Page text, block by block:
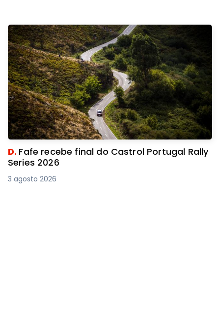
D. Fafe recebe final do Castrol Portugal Rally
Series 2026
3 agosto 2026